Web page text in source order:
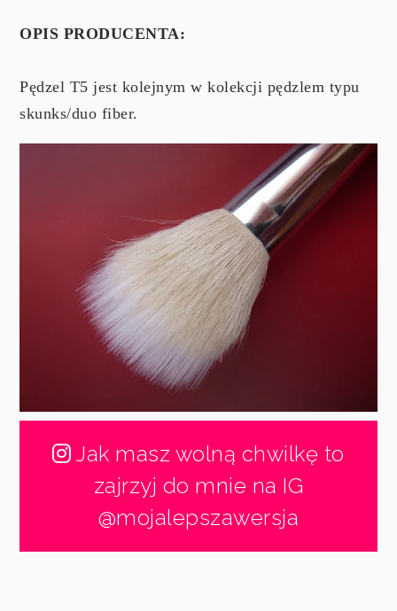
OPIS PRODUCENTA:
Pędzel T5 jest kolejnym w kolekcji pędzlem typu
skunks/duo fiber.
Jak masz wolną chwilkę to
zajrzyj do mnie na IG
@mojalepszawersja